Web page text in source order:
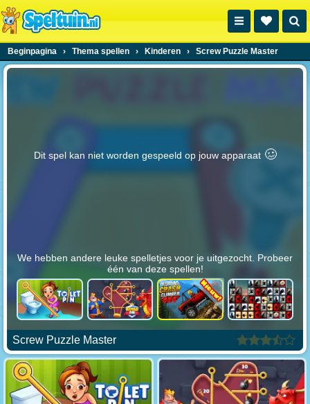
Beginpagina › Thema spellen › Kinderen › Screw Puzzle Master
Dit spel kan niet worden gespeeld op jouw apparaat 🥴️
We hebben andere leuke spelletjes voor je uitgezocht. Probeer
één van deze spellen!
Screw Puzzle Master